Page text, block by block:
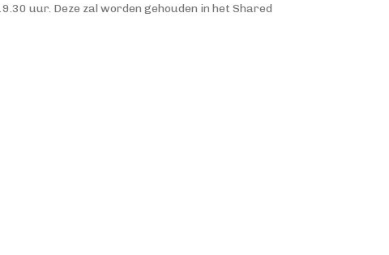
uur. Deze zal worden gehouden in het Shared